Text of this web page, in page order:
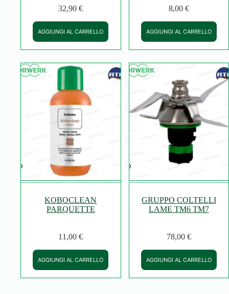
32,90€
AGGIUNGI AL CARRELLO
8,00 €
AGGIUNGI AL CARRELLO
KOBOCLEAN
PARQUETTE
11,00€
AGGIUNGI AL CARRELLO
GRUPPO COLTELLI
LAME TM6 TM7
78,00 €
AGGIUNGI AL CARRELLO